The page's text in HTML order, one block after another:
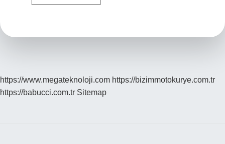
bebek
https://www.megateknoloji.com https://bizimmotokurye.com.tr
https://babucci.com.tr Sitemap